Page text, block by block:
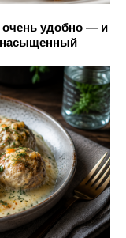
очень удобно — и
насыщенный